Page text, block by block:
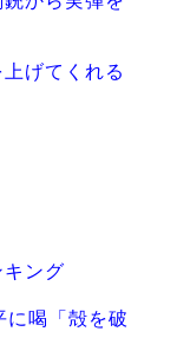
げてくれる
キング
に喝「殻を破